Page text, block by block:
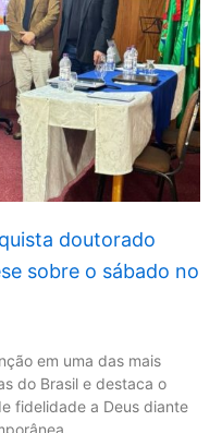
doutorado
sobre o sábado no
em uma das mais
do Brasil e destaca o
fidelidade a Deus diante